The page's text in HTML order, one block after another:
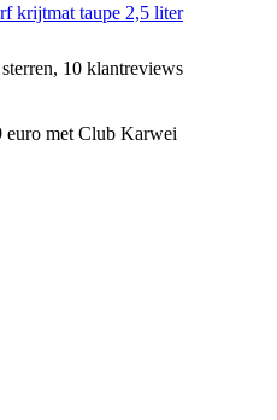
krijtmat taupe 2,5 liter
10 klantreviews
euro met Club Karwei